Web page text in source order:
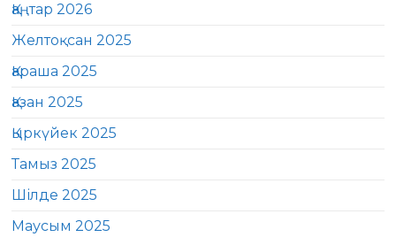
Қаңтар 2026
Желтоқсан 2025
Қараша 2025
Қазан 2025
Қыркүйек 2025
Тамыз 2025
Шілде 2025
Маусым 2025